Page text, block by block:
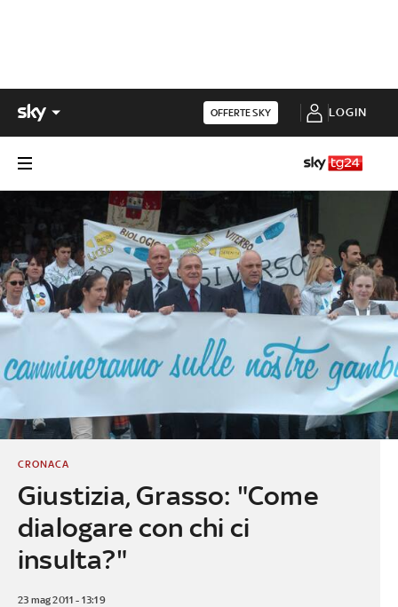
OFFERTE SKY LOGIN
Giustizia, Grasso: "Come
dialogare con chi ci
insulta?"
CRONACA
23 mag 2011 - 13:19